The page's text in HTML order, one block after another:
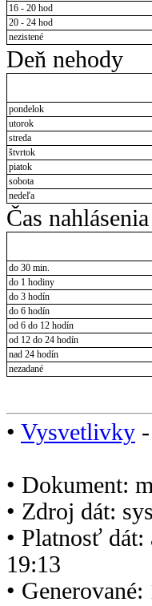
16 - 20 hod
20 - 24 hod
nezistené
Deň nehody
pondelok
utorok
streda
štvrtok
piatok
sobota
nedeľa
Čas
do 30 min.
do 1 hodiny
do 3 hodín
do 6 hodín
od 6 do 12 hodín
od 12 do 24 hodín
nad 24 hodín
nezadané
• Vysvetlivky
• Dokument:
• Zdroj dát:
• Platnosť
19:13
•